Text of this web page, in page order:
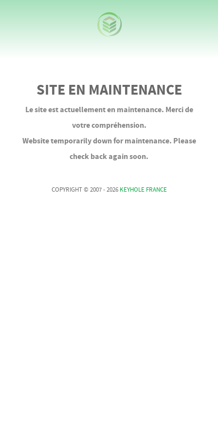
SITE EN MAINTENANCE
Le site est actuellement en maintenance. Merci de
votre compréhension.
Website temporarily down for maintenance. Please
check back again soon.
COPYRIGHT © 2007 - 2026 KEYHOLE FRANCE